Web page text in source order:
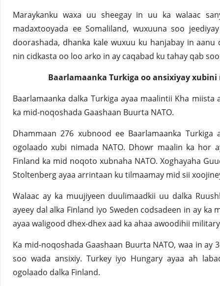
Maraykanku waxa uu sheegay in uu ka walaac
madaxtooyada ee Somaliland, wuxuuna soo
doorashada, dhanka kale wuxuu ku hanjabay in
nin cidkasta oo loo arko in ay caqabad ku tahay qab
Baarlamaanka Turkiga oo ansixiyay xubini
Baarlamaanka dalka Turkiga ayaa maalintii Kha miista
ka mid-noqoshada Gaashaan Buurta NATO.
Dhammaan 276 xubnood ee Baarlamaanka
ogolaado xubi nimada NATO. Dhowr maalin ka hor
Finland ka mid noqoto xubnaha NATO. Xoghayaha
Stoltenberg ayaa arrintaan ku tilmaamay mid sii
Walaac ay ka muujiyeen duulimaadkii uu dalka
ayeey dal alka Finland iyo Sweden codsadeen in ay ka
ayaa waligood dhex-dhex aad ka ahaa awoodihii
Ka mid-noqoshada Gaashaan Buurta NATO, waa in ay
soo wada ansixiy. Turkey iyo Hungary ayaa ah
ogolaado dalka Finland.